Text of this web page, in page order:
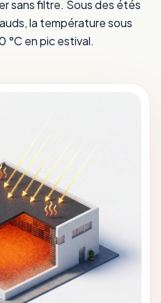
sans filtre. Sous des étés
la température sous
en pic estival.